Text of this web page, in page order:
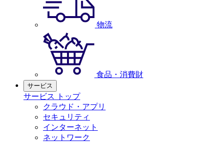
物流
食品・消費財
サービス
サービス トップ
クラウド・アプリ
セキュリティ
インターネット
ネットワーク